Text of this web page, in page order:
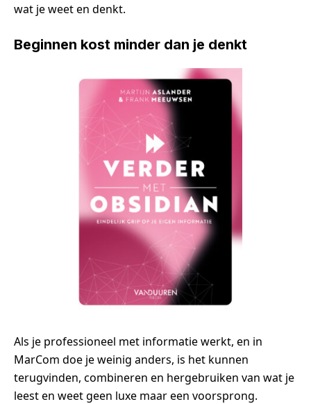
wat je weet en denkt.
Beginnen kost minder dan je denkt
Als je professioneel met informatie werkt, en in
MarCom doe je weinig anders, is het kunnen
terugvinden, combineren en hergebruiken van wat je
leest en weet geen luxe maar een voorsprong.